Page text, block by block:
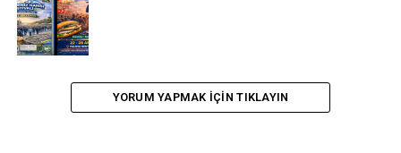
YORUM YAPMAK IÇIN TIKLAYIN